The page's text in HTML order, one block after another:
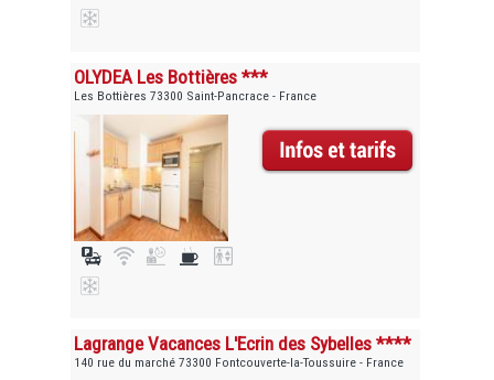
OLYDEA Les Bottières ***
Les Bottières 73300 Saint-Pancrace - France
Lagrange Vacances L'Ecrin des Sybelles ****
140 rue du marché 73300 Fontcouverte-la-Toussuire - France